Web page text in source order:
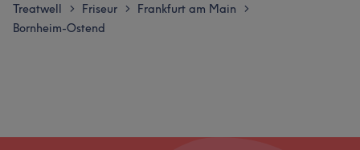
Treatwell > Friseur > Frankfurt am Main >
Bornheim-Ostend